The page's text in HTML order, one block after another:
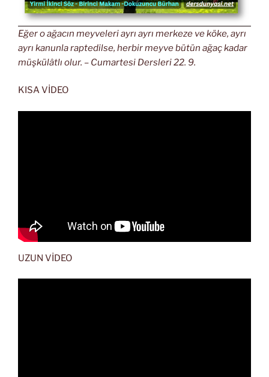
Eğer o ağacın meyveleri ayrı ayrı merkeze ve köke, ayrı
ayrı kanunla raptedilse, herbir meyve bütün ağaç kadar
müşkülâtlı olur. – Cumartesi Dersleri 22. 9.
KISA VİDEO
UZUN VİDEO